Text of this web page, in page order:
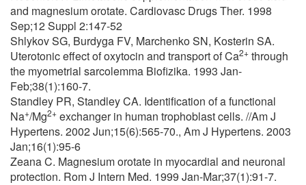
and magnesium orotate. Cardiovasc Drugs Ther. 1998
Sep;12 Suppl 2:147-52
Shlykov SG, Burdyga FV, Marchenko SN, Kosterin SA.
Uterotonic effect of oxytocin and transport of Ca2+ through
the myometrial sarcolemma Biofizika. 1993 Jan-
Feb;38(1):160-7.
Standley PR, Standley CA. Identification of a functional
Na+/Mg2+ exchanger in human trophoblast cells. //Am J
Hypertens. 2002 Jun;15(6):565-70., Am J Hypertens. 2003
Jan;16(1):95-6
Zeana C. Magnesium orotate in myocardial and neuronal
protection. Rom J Intern Med. 1999 Jan-Mar;37(1):91-7.